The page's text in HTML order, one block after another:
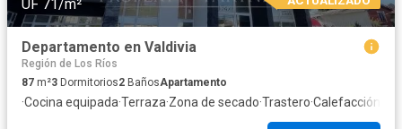
UF 71/m²
Departamento en Valdivia
Región de Los Ríos
87 m²3 Dormitorios2 BañosApartamento
·Cocina equipada·Terraza·Zona de secado·Trastero·Calefacción